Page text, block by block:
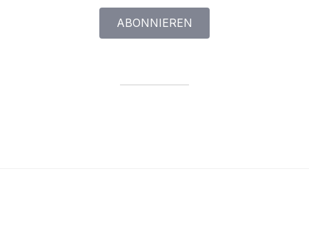
ABONNIEREN